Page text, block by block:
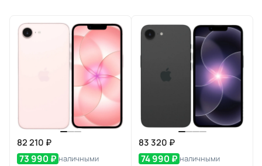
82 210 ₽
73 990 ₽ наличными
83 320 ₽
74 990 ₽ наличными